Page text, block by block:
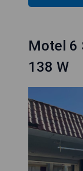
Motel 6
138 W